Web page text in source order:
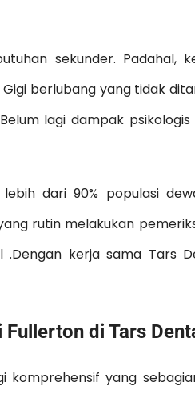
sekunder. Padahal,
berlubang yang tidak
lagi dampak
dari 90% populasi
rutin melakukan
kerja sama Tars
di Tars
yang